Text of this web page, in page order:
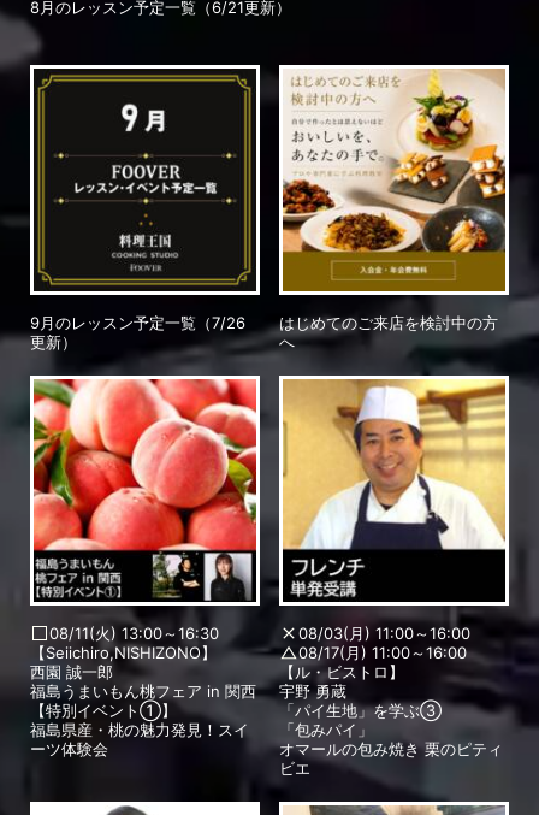
8月のレッスン予定一覧（6/21更新）
9月のレッスン予定一覧（7/26
更新）
はじめてのご来店を検討中の方
へ
08/11(火) 13:00～16:30
【Seiichiro,NISHIZONO】
西園 誠一郎
福島うまいもん桃フェア in 関西
【特別イベント①】
福島県産・桃の魅力発見！スイ
ーツ体験会
08/03(月) 11:00～16:00
08/17(月) 11:00～16:00
【ル・ビストロ】
宇野 勇蔵
「パイ生地」を学ぶ③
「包みパイ」
オマールの包み焼き 栗のピティ
ビエ